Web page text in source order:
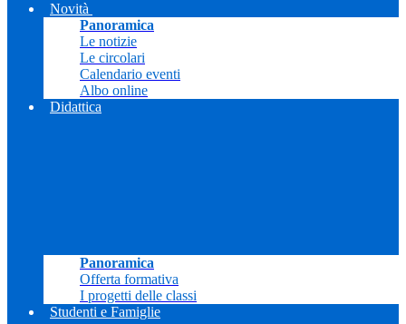
Novità
Panoramica
Le notizie
Le circolari
Calendario eventi
Albo online
Didattica
Panoramica
Offerta formativa
I progetti delle classi
Studenti e Famiglie